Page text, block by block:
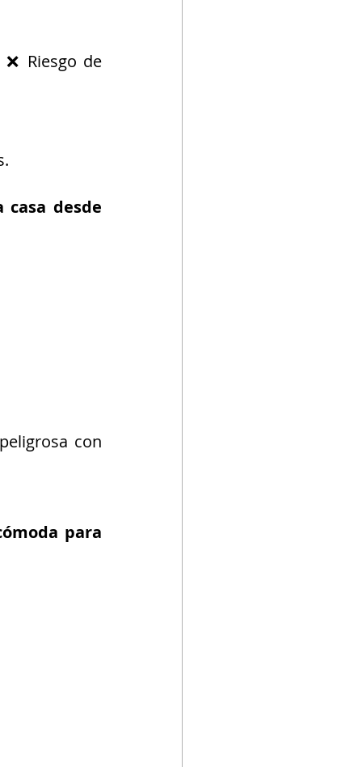
Riesgo de
casa desde
con
para